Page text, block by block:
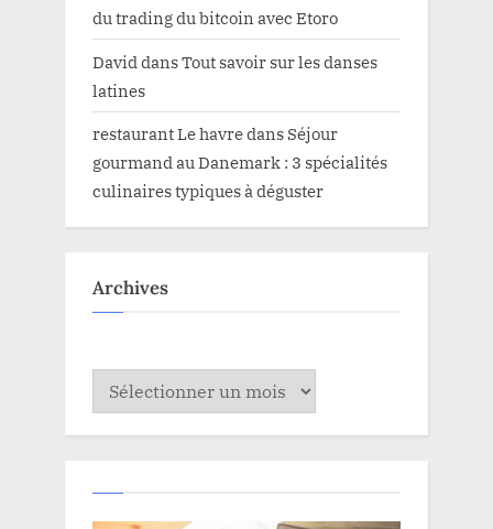
du trading du bitcoin avec Etoro
David dansTout savoir sur les danses
latines
restaurant Le havredans Séjour
gourmand au Danemark : 3 spécialités
culinaires typiques à déguster
Archives